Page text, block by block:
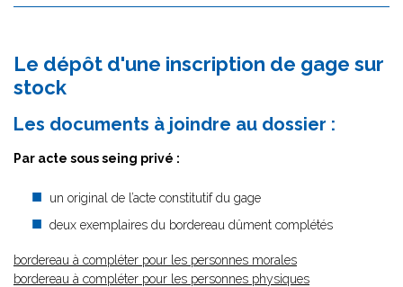
Le dépôt d'une inscription de gage sur
stock
Les documents à joindre au dossier :
Par acte sous seing privé :
un original de l’acte constitutif du gage
deux exemplaires du bordereau dûment complétés
bordereau à compléter pour les personnes morales
bordereau à compléter pour les personnes physiques